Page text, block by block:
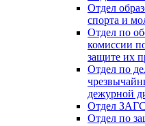
Отдел
спорта и
Отдел по
комиссии
защите их
Отдел по
дежурной
Отдел ЗАГС
Отдел по